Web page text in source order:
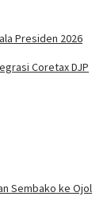
Presiden 2026
Coretax DJP
Sembako ke Ojol